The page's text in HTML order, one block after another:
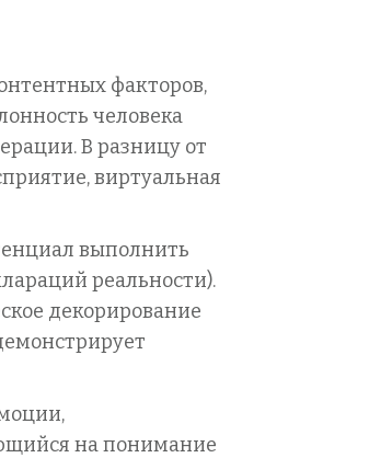
факторов,
человека
В разницу от
виртуальная
выполнить
реальности).
декорирование
на понимание